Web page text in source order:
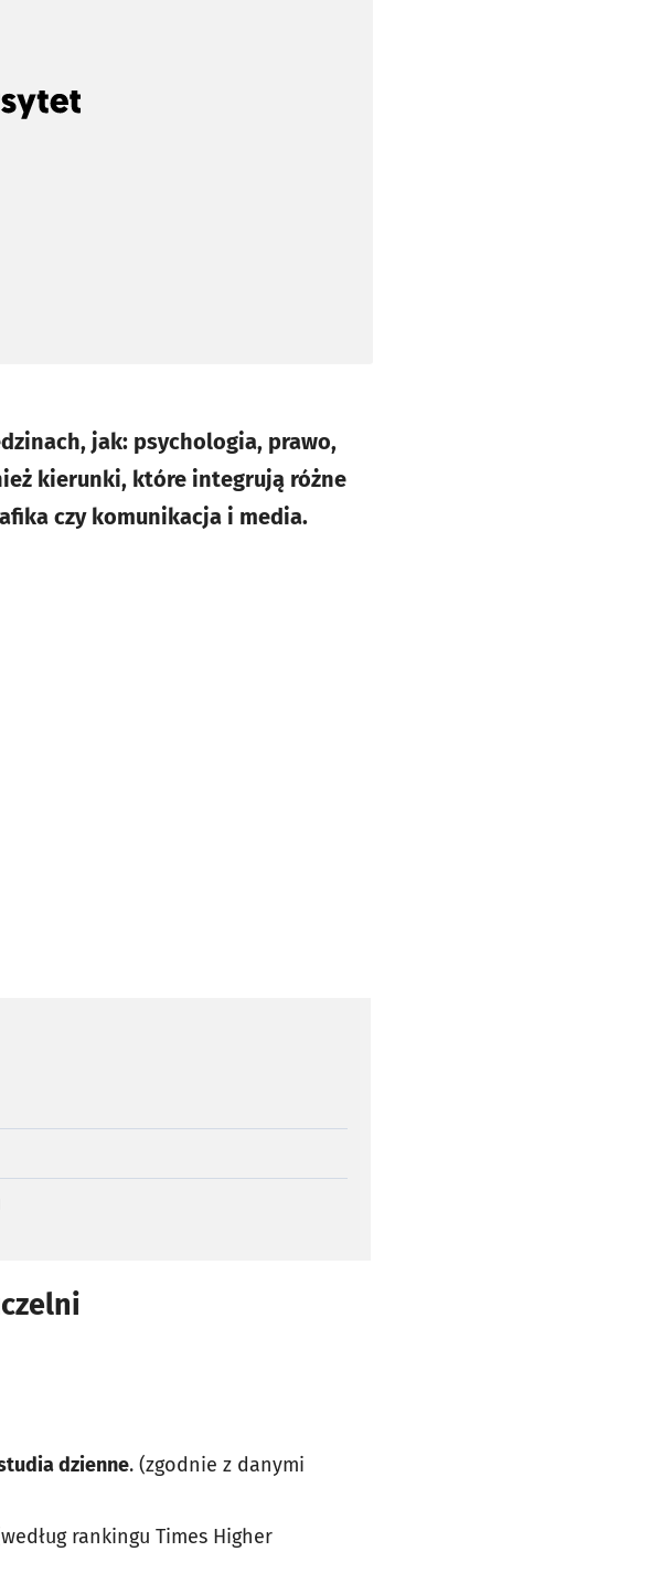
jak: psychologia, prawo,
kierunki, które integrują różne
czy komunikacja i media.
dzienne. (zgodnie z danymi
rankingu Times Higher